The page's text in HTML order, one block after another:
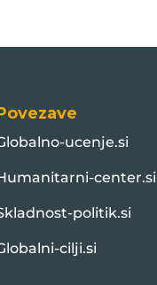
ucenje.si
center.si
politik.si
cilji.si